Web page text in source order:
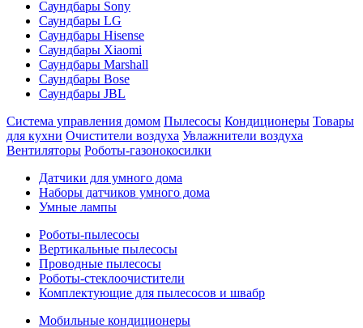
Саундбары Sony
Саундбары LG
Саундбары Hisense
Саундбары Xiaomi
Саундбары Marshall
Саундбары Bose
Саундбары JBL
Система управления домом Пылесосы Кондиционеры Товары
для кухни Очистители воздуха Увлажнители воздуха
Вентиляторы Роботы-газонокосилки
Датчики для умного дома
Наборы датчиков умного дома
Умные лампы
Роботы-пылесосы
Вертикальные пылесосы
Проводные пылесосы
Роботы-стеклоочистители
Комплектующие для пылесосов и швабр
Мобильные кондиционеры